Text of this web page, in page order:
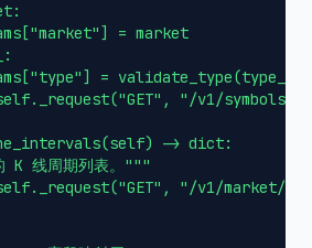
= market
= validate_type(type_)
"/v1/symbols/
-> dict:
K 线周期列表。"""
"/v1/market/